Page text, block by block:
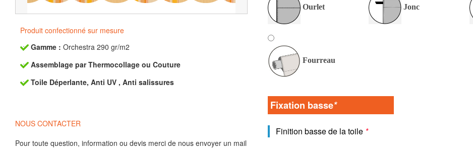
Produit confectionné sur mesure
Gamme : Orchestra 290 gr/m2
Assemblage par Thermocollage ou Couture
Toile Déperlante, Anti UV , Anti salissures
NOUS CONTACTER
Pour toute question, information ou devis merci de nous envoyer un mail
Ourlet Jonc
Fourreau
Fixation basse*
Finition basse de la toile *